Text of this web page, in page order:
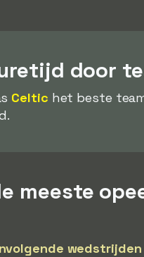
door
Celtic het beste
meeste
wedstrijden